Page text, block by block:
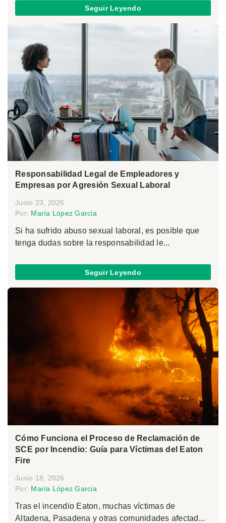
Seguir Leyendo
Responsabilidad Legal de Empleadores y
Empresas por Agresión Sexual Laboral
Junio 23, 2026
Por: María López Garcia
Si ha sufrido abuso sexual laboral, es posible que
tenga dudas sobre la responsabilidad le...
Seguir Leyendo
Cómo Funciona el Proceso de Reclamación de
SCE por Incendio: Guía para Víctimas del Eaton
Fire
Junio 18, 2026
Por: María López Garcia
Tras el incendio Eaton, muchas víctimas de
Altadena, Pasadena y otras comunidades afectad...